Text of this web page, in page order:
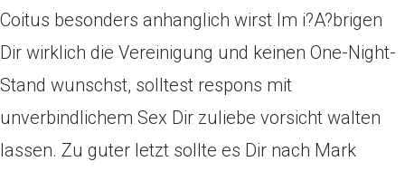
Coitus besonders anhanglich wirst Im i?A?brigen
Dir wirklich die Vereinigung und keinen One-Night-
Stand wunschst, solltest respons mit
unverbindlichem Sex Dir zuliebe vorsicht walten
lassen. Zu guter letzt sollte es Dir nach Mark